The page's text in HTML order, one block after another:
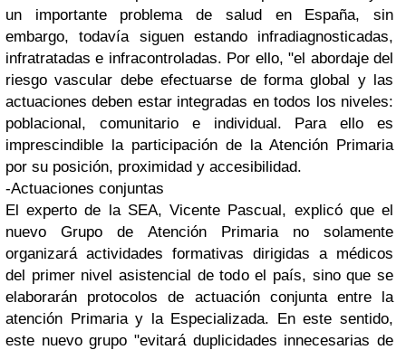
un importante problema de salud en España, sin
embargo, todavía siguen estando infradiagnosticadas,
infratratadas e infracontroladas. Por ello, "el abordaje del
riesgo vascular debe efectuarse de forma global y las
actuaciones deben estar integradas en todos los niveles:
poblacional, comunitario e individual. Para ello es
imprescindible la participación de la Atención Primaria
por su posición, proximidad y accesibilidad.
-Actuaciones conjuntas
El experto de la SEA, Vicente Pascual, explicó que el
nuevo Grupo de Atención Primaria no solamente
organizará actividades formativas dirigidas a médicos
del primer nivel asistencial de todo el país, sino que se
elaborarán protocolos de actuación conjunta entre la
atención Primaria y la Especializada. En este sentido,
este nuevo grupo "evitará duplicidades innecesarias de